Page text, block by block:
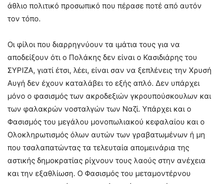
άθλιο πολιτικό προσωπικό που πέρασε ποτέ από αυτόν
τον τόπο.
Οι φίλοι που διαρρηγνύουν τα ιμάτια τους για να
αποδείξουν ότι ο Πολάκης δεν είναι ο Κασιδιάρης του
ΣΥΡΙΖΑ, γιατί έτσι, λέει, είναι σαν να ξεπλένεις την Χρυσή
Αυγή δεν έχουν καταλάβει το εξής απλό. Δεν υπάρχει
μόνο ο φασισμός των ακροδεξιών γκρουπούσκουλων και
των φαλακρών νοσταλγών των Ναζί. Υπάρχει και ο
Φασισμός του μεγάλου μονοπωλιακού κεφαλαίου και ο
Ολοκληρωτισμός όλων αυτών των γραβατωμένων ή μη
που τσαλαπατώντας τα τελευταία απομεινάρια της
αστικής δημοκρατίας ρίχνουν τους λαούς στην ανέχεια
και την εξαθλίωση. Ο Φασισμός του μεταμοντέρνου